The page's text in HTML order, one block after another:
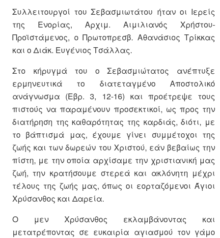
Συλλειτουργοί του Σεβασμιωτάτου ήταν οι Ιερείς
της Ενορίας, Αρχιμ. Αιμιλιανός Χρήστου-
Προϊστάμενος, ο Πρωτοπρεσβ. Αθανάσιος Τρίκκας
και ο Διάκ. Ευγένιος Τσάλλας.
Στο κήρυγμά του ο Σεβασμιώτατος ανέπτυξε
ερμηνευτικά το διατεταγμένο Αποστολικό
ανάγνωσμα (Εβρ. 3, 12-16) και προέτρεψε τους
πιστούς να παραμένουν προσεκτικοί, ως προς την
διατήρηση της καθαρότητας της καρδιάς, διότι, με
το βάπτισμά μας, έχουμε γίνει συμμέτοχοι της
ζωής και των δωρεών του Χριστού, εάν βεβαίως την
πίστη, με την οποία αρχίσαμε την χριστιανική μας
ζωή, την κρατήσουμε στερεά και ακλόνητη μέχρι
τέλους της ζωής μας, όπως οι εορταζόμενοι Άγιοι
Χρύσανθος και Δαρεία.
Ο μεν Χρύσανθος εκλαμβάνοντας και
μετατρέποντας σε ευκαιρία αγιασμού τον γάμο